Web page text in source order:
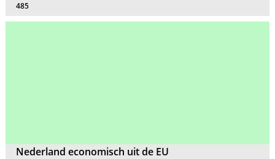
485
Nederland economisch uit de EU